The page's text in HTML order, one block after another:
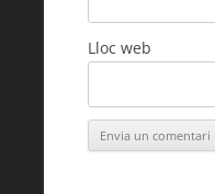
Lloc web